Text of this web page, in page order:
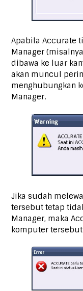
Apabila Accurate
Manager
dibawa ke luar
akan muncul
menghubungkan
Manager.
Jika sudah
tersebut tetap
Manager, maka
komputer